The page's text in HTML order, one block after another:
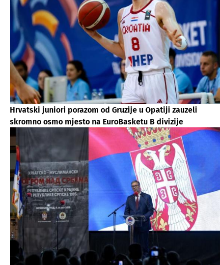
Hrvatski juniori porazom od Gruzije u Opatiji zauzeli
skromno osmo mjesto na EuroBasketu B divizije